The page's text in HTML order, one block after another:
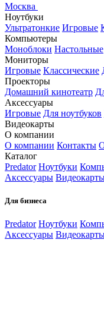
Москва
Ноутбуки
Ультратонкие Игровые
Компьютеры
Моноблоки Настольные
Мониторы
Игровые Классические
Проекторы
Домашний кинотеатр
Аксессуары
Игровые Для ноутбуков
Видеокарты
О компании
О компании Контакты
Каталог
Predator Ноутбуки
Аксессуары
Для бизнеса
Predator Ноутбуки
Аксессуары